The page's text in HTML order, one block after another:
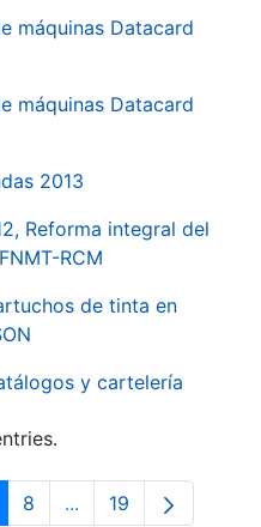
máquinas Datacard
máquinas Datacard
2013
Reforma integral del
RCM
de tinta en
y cartelería
Pages Use TAB to
Page
8 ...Intermediate Pages
Page
19